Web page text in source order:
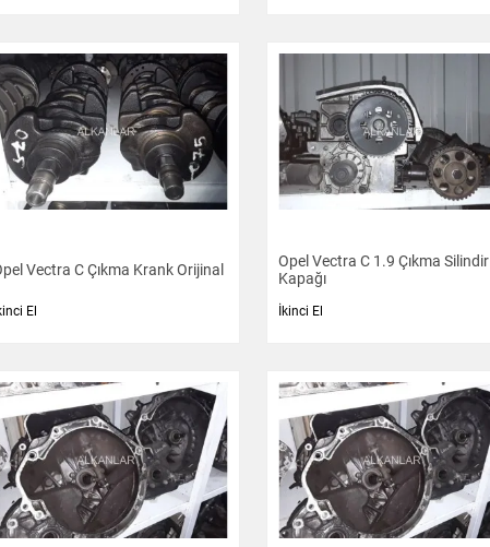
Vectra C Çıkma Krank Orijinal
El
Opel Vectra C 1.9 Çıkma Silindir
Kapağı
İkinci El